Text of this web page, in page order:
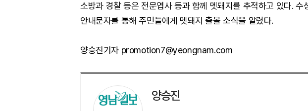
소방과 경찰 등은 전문엽사 등과 함께 멧돼지를 추적하고 있다.
안내문자를 통해 주민들에게 멧돼지 출몰 소식을 알렸다.
양승진기자 promotion7@yeongnam.com
양승진